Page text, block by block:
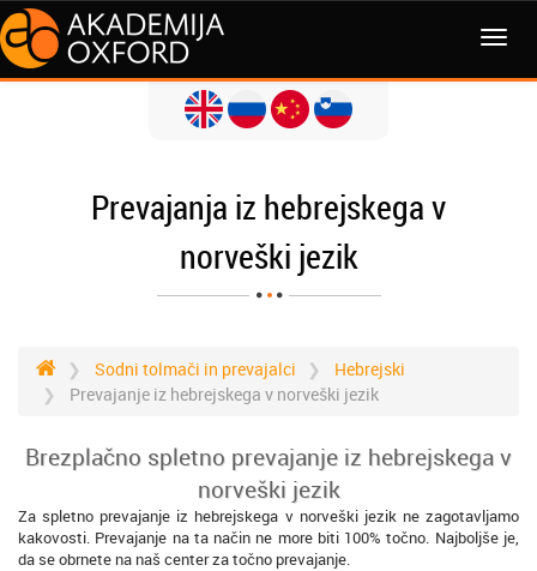
MENI
Prevajanja iz hebrejskega v
norveški jezik
Sodni tolmači in prevajalci
Hebrejski
Prevajanje iz hebrejskega v norveški jezik
Brezplačno spletno prevajanje iz hebrejskega v
norveški jezik
Za spletno prevajanje iz hebrejskega v norveški jezik ne zagotavljamo
kakovosti. Prevajanje na ta način ne more biti 100% točno. Najboljše je,
da se obrnete na naš center za točno prevajanje.